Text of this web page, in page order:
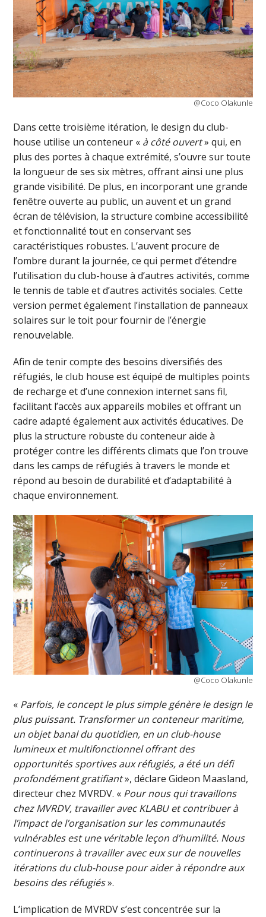
@Coco Olakunle
Dans cette troisième itération, le design du club-
house utilise un conteneur « à côté ouvert» qui, en
plus des portes à chaque extrémité, s’ouvre sur toute
la longueur de ses six mètres, offrant ainsi une plus
grande visibilité. De plus, en incorporant une grande
fenêtre ouverte au public, un auvent et un grand
écran de télévision, la structure combine accessibilité
et fonctionnalité tout en conservant ses
caractéristiques robustes. L’auvent procure de
l’ombre durant la journée, ce qui permet d’étendre
l’utilisation du club-house à d’autres activités, comme
le tennis de table et d’autres activités sociales. Cette
version permet également l’installation de panneaux
solaires sur le toit pour fournir de l’énergie
renouvelable.
Afin de tenir compte des besoins diversifiés des
réfugiés, le club house est équipé de multiples points
de recharge et d’une connexion internet sans fil,
facilitant l’accès aux appareils mobiles et offrant un
cadre adapté également aux activités éducatives. De
plus la structure robuste du conteneur aide à
protéger contre les différents climats que l’on trouve
dans les camps de réfugiés à travers le monde et
répond au besoin de durabilité et d’adaptabilité à
chaque environnement.
@Coco Olakunle
« Parfois, le concept le plus simple génère le design le
plus puissant. Transformer un conteneur maritime,
un objet banal du quotidien, en un club-house
lumineux et multifonctionnel offrant des
opportunités sportives aux réfugiés, a été un défi
profondément gratifiant», déclare Gideon Maasland,
directeur chez MVRDV. « Pour nous qui travaillons
chez MVRDV, travailler avec KLABU et contribuer à
l’impact de l’organisation sur les communautés
vulnérables est une véritable leçon d’humilité. Nous
continuerons à travailler avec eux sur de nouvelles
itérations du club-house pour aider à répondre aux
besoins des réfugiés».
L’implication de MVRDV s’est concentrée sur la